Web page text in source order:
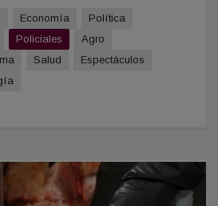
Economía
Política
Policiales
Agro
Salud
Espectáculos